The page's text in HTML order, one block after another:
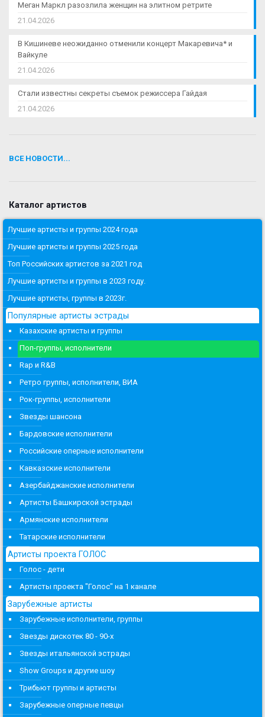
Меган Маркл разозлила женщин на элитном ретрите
21.04.2026
В Кишиневе неожиданно отменили концерт Макаревича* и
Вайкуле
21.04.2026
Стали известны секреты съемок режиссера Гайдая
21.04.2026
ВСЕ НОВОСТИ...
Каталог артистов
Лучшие артисты и группы 2024 года
Лучшие артисты и группы 2025 года
Топ Российских артистов за 2021 год
Лучшие артисты и группы в 2023 году.
Лучшие артисты, группы в 2023г.
Популярные артисты эстрады
Казахские артисты и группы
Поп-группы, исполнители
Rap и R&B
Ретро группы, исполнители, ВИА
Рок-группы, исполнители
Звезды шансона
Бардовские исполнители
Российские оперные исполнители
Кавказские исполнители
Азербайджанские исполнители
Артисты Башкирской эстрады
Армянские исполнители
Татарские исполнители
Артисты проекта ГОЛОС
Голос - дети
Артисты проекта "Голос" на 1 канале
Зарубежные артисты
Зарубежные исполнители, группы
Звезды дискотек 80 - 90-х
Звезды итальянской эстрады
Show Groups и другие шоу
Трибьют группы и артисты
Зарубежные оперные певцы